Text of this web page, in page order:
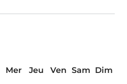
Mer Jeu Ven Sam Dim